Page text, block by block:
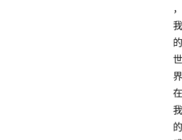
，
我
的
世
界
在
我
的